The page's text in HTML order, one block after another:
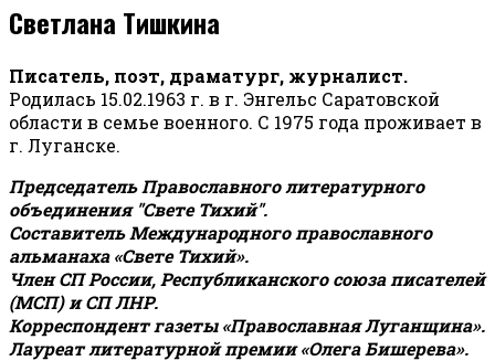
Светлана Тишкина
Писатель, поэт, драматург, журналист.
Родилась 15.02.1963 г. в г. Энгельс Саратовской
области в семье военного. С 1975 года проживает в
г. Луганске.
Председатель Православного литературного
объединения "Свете Тихий".
Составитель Международного православного
альманаха «Свете Тихий».
Член СП России, Республиканского союза писателей
(МСП) и СП ЛНР.
Корреспондент газеты «Православная Луганщина».
Лауреат литературной премии «Олега Бишерева».